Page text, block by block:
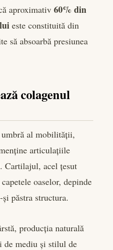
aproximativ 60% din
este constituită din
să absoarbă presiunea
colagenul
al mobilității,
articulațiile
Cartilajul, acel țesut
oaselor, depinde
păstra structura.
producția naturală
de mediu și stilul de